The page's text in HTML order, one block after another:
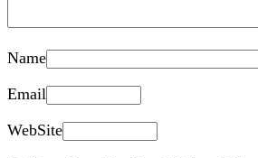
Name
Email
WebSite